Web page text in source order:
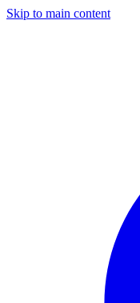
Skip to main content